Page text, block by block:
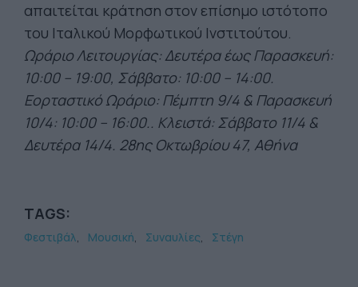
απαιτείται κράτηση στον επίσημο ιστότοπο
του Ιταλικού Μορφωτικού Ινστιτούτου.
Ωράριο Λειτουργίας: Δευτέρα έως Παρασκευή:
10:00 – 19:00, Σάββατο: 10:00 – 14:00.
Εορταστικό Ωράριο: Πέμπτη 9/4 & Παρασκευή
10/4: 10:00 – 16:00.. Κλειστά: Σάββατο 11/4 &
Δευτέρα 14/4. 28ης Οκτωβρίου 47, Αθήνα
TAGS:
Φεστιβάλ Μουσική Συναυλίες Στέγη